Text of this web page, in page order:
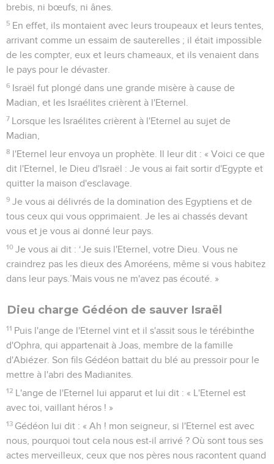
brebis, ni bœufs, ni ânes.
5 En effet, ils montaient avec leurs troupeaux et leurs tentes,
arrivant comme un essaim de sauterelles ; il était impossible
de les compter, eux et leurs chameaux, et ils venaient dans
le pays pour le dévaster.
6 Israël fut plongé dans une grande misère à cause de
Madian, et les Israélites crièrent à l'Eternel.
7 Lorsque les Israélites crièrent à l'Eternel au sujet de
Madian,
8 l'Eternel leur envoya un prophète. Il leur dit : « Voici ce que
dit l'Eternel, le Dieu d'Israël : Je vous ai fait sortir d'Egypte et
quitter la maison d'esclavage.
9 Je vous ai délivrés de la domination des Egyptiens et de
tous ceux qui vous opprimaient. Je les ai chassés devant
vous et je vous ai donné leur pays.
10 Je vous ai dit : ‘Je suis l'Eternel, votre Dieu. Vous ne
craindrez pas les dieux des Amoréens, même si vous habitez
dans leur pays.’Mais vous ne m'avez pas écouté. »
Dieu charge Gédéon de sauver Israël
11 Puis l'ange de l'Eternel vint et il s'assit sous le térébinthe
d'Ophra, qui appartenait à Joas, membre de la famille
d'Abiézer. Son fils Gédéon battait du blé au pressoir pour le
mettre à l'abri des Madianites.
12 L'ange de l'Eternel lui apparut et lui dit : « L'Eternel est
avec toi, vaillant héros ! »
13 Gédéon lui dit : « Ah ! mon seigneur, si l'Eternel est avec
nous, pourquoi tout cela nous est-il arrivé ? Où sont tous ses
actes merveilleux, ceux que nos pères nous racontent quand